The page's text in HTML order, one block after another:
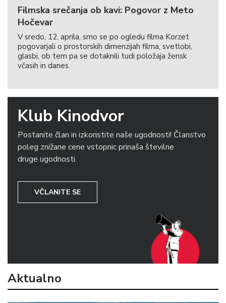
Filmska srečanja ob kavi: Pogovor z Meto
Hočevar
V sredo, 12. aprila, smo se po ogledu filma Korzet
pogovarjali o prostorskih dimenzijah filma, svetlobi,
glasbi, ob tem pa se dotaknili tudi položaja žensk
včasih in danes.
Klub Kinodvor
Postanite član in izkoristite naše ugodnosti! Članstvo
poleg znižane cene vstopnic prinaša številne
druge ugodnosti.
VČLANITE SE
Aktualno